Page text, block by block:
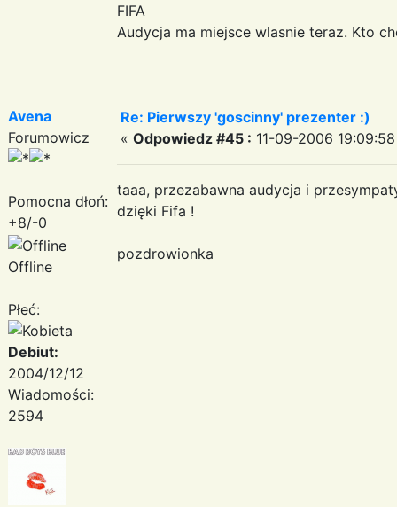
FIFA
Audycja ma miejsce wlasnie teraz. Kto
Avena
Forumowicz
Pomocna dłoń:
+8/-0
Offline
Płeć:
Debiut:
2004/12/12
Wiadomości:
2594
Re: Pierwszy 'goscinny' prezenter :)
« Odpowiedz #45 : 11-09-2006
taaa, przezabawna audycja i
dzięki Fifa !
pozdrowionka